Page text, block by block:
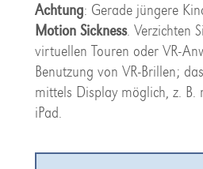
Achtung: Gerade jüngere
Motion Sickness. Verzichten
virtuellen Touren oder VR-
Benutzung von VR-Brillen;
mittels Display möglich, z. B.
iPad.